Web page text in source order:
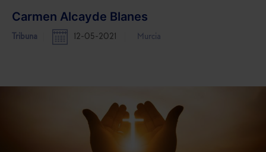
Carmen Alcayde Blanes
Tribuna 12-05-2021 Murcia